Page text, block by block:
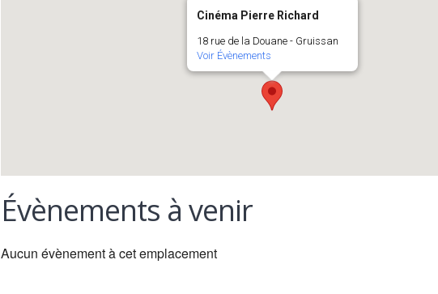
Cinéma Pierre Richard
18 rue de la Douane - Gruissan
Voir Évènements
Évènements à venir
Aucun évènement à cet emplacement